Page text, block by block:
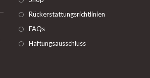
Rückerstattungsrichtlinien
FAQs
Haftungsausschluss